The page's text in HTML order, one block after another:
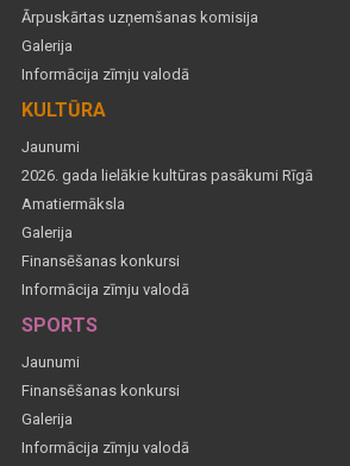
Ārpuskārtas uzņemšanas komisija
Galerija
Informācija zīmju valodā
KULTŪRA
Jaunumi
2026. gada lielākie kultūras pasākumi Rīgā
Amatiermāksla
Galerija
Finansēšanas konkursi
Informācija zīmju valodā
SPORTS
Jaunumi
Finansēšanas konkursi
Galerija
Informācija zīmju valodā